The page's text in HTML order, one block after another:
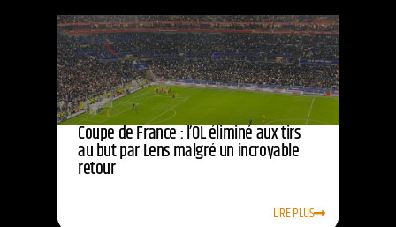
Coupe de France : l’OL éliminé aux tirs
au but par Lens malgré un incroyable
retour
LIRE PLUS